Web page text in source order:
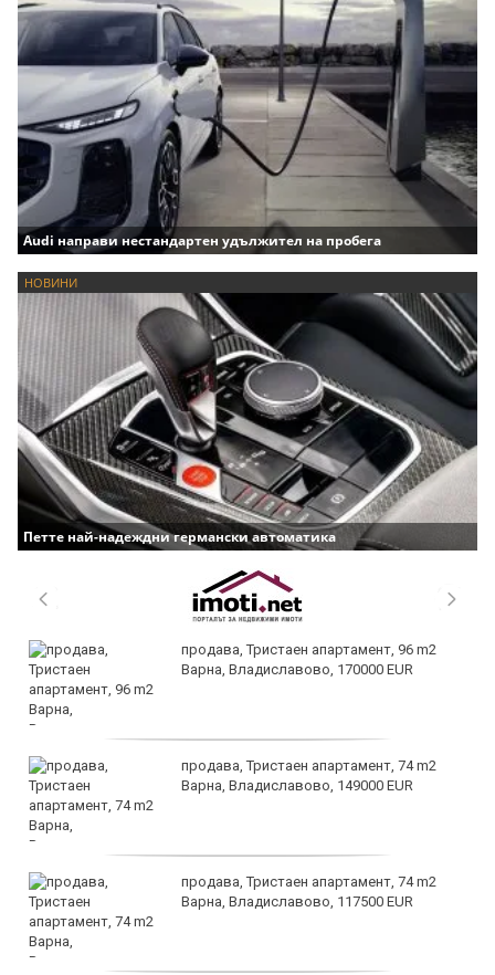
Audi направи нестандартен удължител на пробега
НОВИНИ
Петте най-надеждни германски автоматика
продава, Тристаен апартамент, 96 m2
Варна, Владиславово, 170000 EUR
продава, Тристаен апартамент, 74 m2
Варна, Владиславово, 149000 EUR
продава, Тристаен апартамент, 74 m2
Варна, Владиславово, 117500 EUR